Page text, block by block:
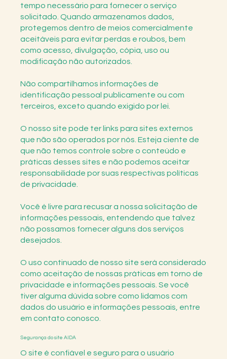
tempo necessário para fornecer o serviço
solicitado. Quando armazenamos dados,
protegemos dentro de meios comercialmente
aceitáveis ​​para evitar perdas e roubos, bem
como acesso, divulgação, cópia, uso ou
modificação não autorizados.
Não compartilhamos informações de
identificação pessoal publicamente ou com
terceiros, exceto quando exigido por lei.
O nosso site pode ter links para sites externos
que não são operados por nós. Esteja ciente de
que não temos controle sobre o conteúdo e
práticas desses sites e não podemos aceitar
responsabilidade por suas respectivas políticas
de privacidade.
Você é livre para recusar a nossa solicitação de
informações pessoais, entendendo que talvez
não possamos fornecer alguns dos serviços
desejados.
O uso continuado de nosso site será considerado
como aceitação de nossas práticas em torno de
privacidade e informações pessoais. Se você
tiver alguma dúvida sobre como lidamos com
dados do usuário e informações pessoais, entre
em contato conosco.
Segurança do site AIDA
O site é confiável e seguro para o usuário